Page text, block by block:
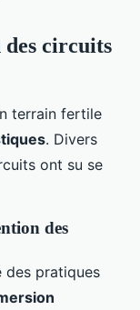
des circuits
terrain fertile
. Divers
ont su se
des
des pratiques